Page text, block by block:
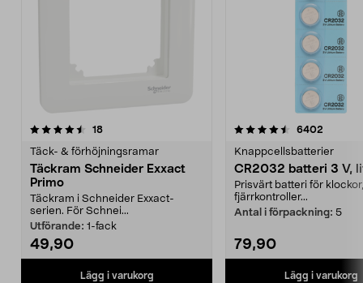
18recensioner
Täck- & förhöjningsramar
Täckram Schneider Exxact
Primo
Täckram i Schneider Exxact-
serien. För Schnei...
Utförande: 1-fack
49,90
Lägg i varukorg
4.5av 5 stjärnor 6402
Knappcellsbatterier
CR2032 batteri 3 V,
Prisvärt batteri för klockor,
fjärrkontroller...
Antal i förpackning: 5
79,90
Lägg i varukorg